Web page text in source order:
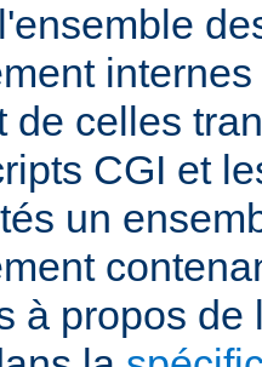
de celles
CGI et
un
à propos de